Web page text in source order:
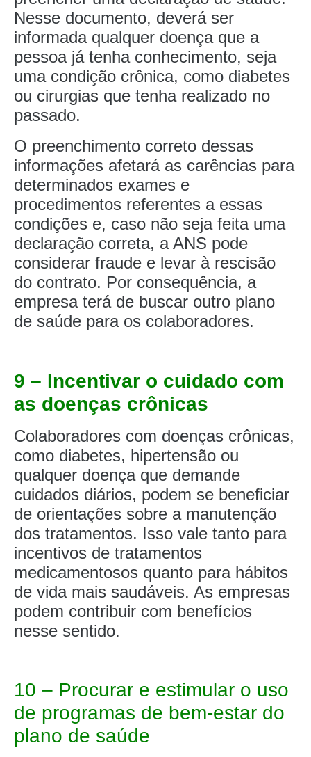
Nesse documento, deverá ser
informada qualquer doença que a
pessoa já tenha conhecimento, seja
uma condição crônica, como diabetes
ou cirurgias que tenha realizado no
passado.
O preenchimento correto dessas
informações afetará as carências para
determinados exames e
procedimentos referentes a essas
condições e, caso não seja feita uma
declaração correta, a ANS pode
considerar fraude e levar à rescisão
do contrato. Por consequência, a
empresa terá de buscar outro plano
de saúde para os colaboradores.
9 – Incentivar o cuidado com
as doenças crônicas
Colaboradores com doenças crônicas,
como diabetes, hipertensão ou
qualquer doença que demande
cuidados diários, podem se beneficiar
de orientações sobre a manutenção
dos tratamentos. Isso vale tanto para
incentivos de tratamentos
medicamentosos quanto para hábitos
de vida mais saudáveis. As empresas
podem contribuir com benefícios
nesse sentido.
10 – Procurar e estimular o uso
de programas de bem-estar do
plano de saúde